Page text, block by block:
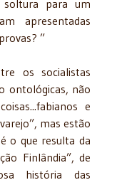
para um
apresentadas
”
os socialistas
ontológicas, não
e
mas estão
o que resulta da
Finlândia”, de
história das